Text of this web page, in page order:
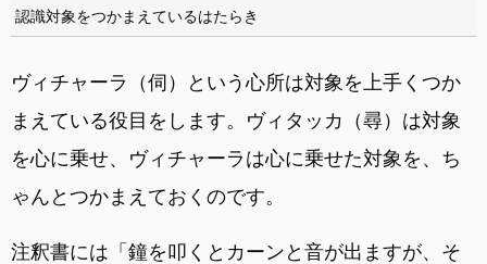
認識対象をつかまえているはたらき
ヴィチャーラ（伺）という心所は対象を上手くつか
まえている役目をします。ヴィタッカ（尋）は対象
を心に乗せ、ヴィチャーラは心に乗せた対象を、ち
ゃんとつかまえておくのです。
注釈書には「鐘を叩くとカーンと音が出ますが、そ